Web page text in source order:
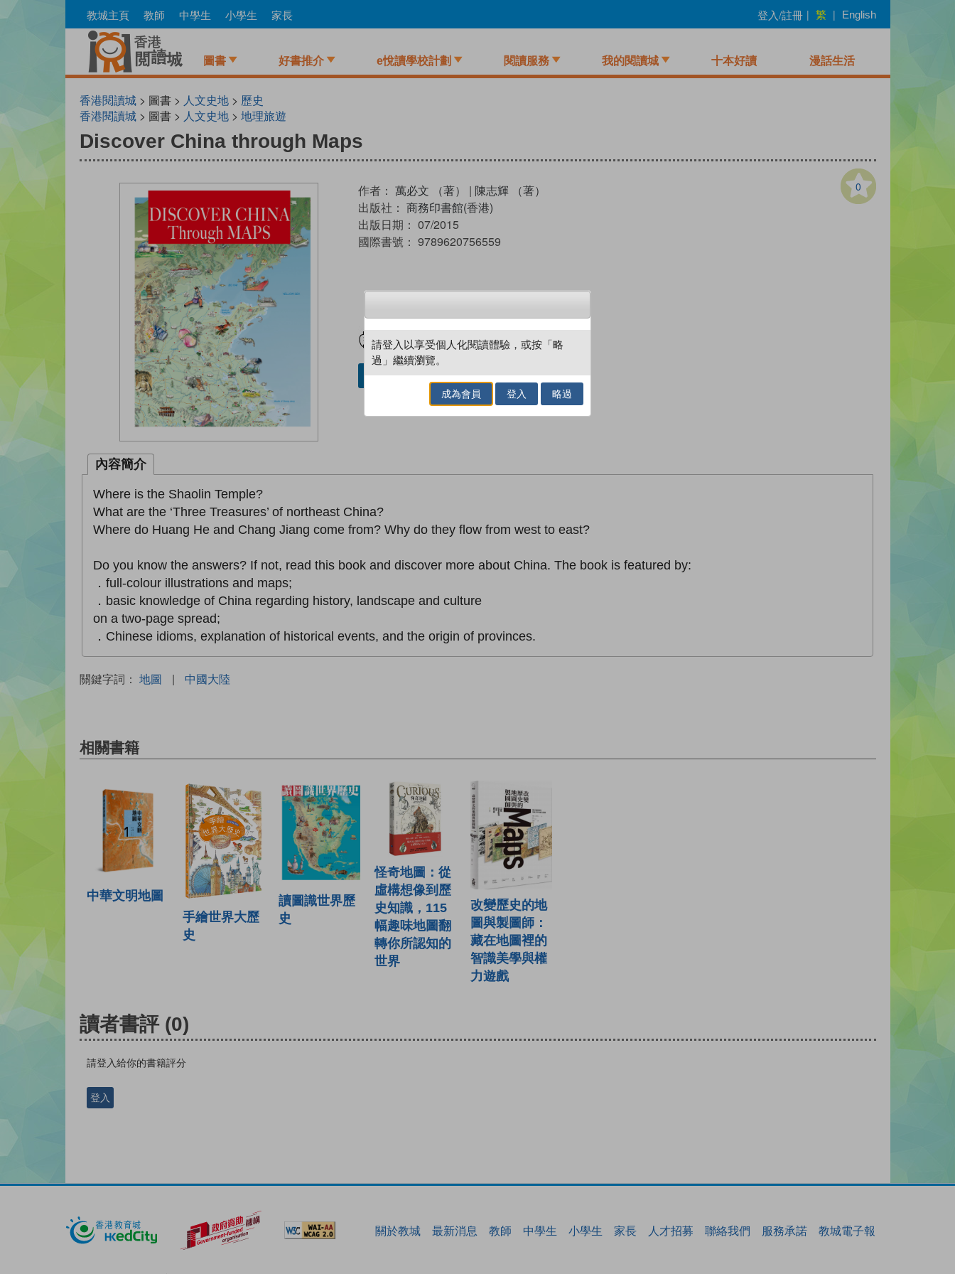
to
教城主頁 教師 中學生 小學生 家長 登入/註冊 | 繁 | English
圖書 好書推介 e悅讀學校計劃 閱讀服務 我的閱讀城 十本好讀 漫話生活
香港閱讀城> 圖書 > 人文史地> 歷史
香港閱讀城> 圖書 > 人文史地> 地理旅遊
Discover China through Maps
0
作者： 萬必文 （著） | 陳志輝 （著）
出版社： 商務印書館(香港)
出版日期： 07/2015
國際書號： 9789620756559
試閲 加入閱讀紀錄
借閱實體書
內容簡介
Where is the Shaolin Temple?
What are the ‘Three Treasures’ of northeast China?
Where do Huang He and Chang Jiang come from? Why do they flow from west to east?
Do you know the answers? If not, read this book and discover more about China. The book is featured by:
．full-colour illustrations and maps;
．basic knowledge of China regarding history, landscape and culture
on a two-page spread;
．Chinese idioms, explanation of historical events, and the origin of provinces.
關鍵字詞： 地圖 | 中國大陸
相關書籍
中華文明地圖
手繪世界大歷
史
讀圖識世界歷
史
怪奇地圖：從
虛構想像到歷
史知識，115
幅趣味地圖翻
轉你所認知的
世界
改變歷史的地
圖與製圖師：
藏在地圖裡的
智識美學與權
力遊戲
讀者書評 (0)
請登入給你的書籍評分
登入
關於教城 最新消息 教師 中學生 小學生 家長 人才招募 聯絡我們 服務承諾 教城電子報
請登入以享受個人化閱讀體驗，或按「略
過」繼續瀏覽。
成為會員 登入 略過